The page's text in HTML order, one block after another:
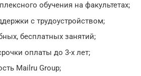
обучения на факультетах;
с трудоустройством;
бесплатных занятий;
оплаты до 3-х лет;
Mailru Group;